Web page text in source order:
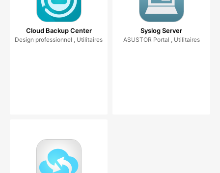
Cloud Backup Center
Design professionnel , Utilitaires
Syslog Server
ASUSTOR Portal , Utilitaires